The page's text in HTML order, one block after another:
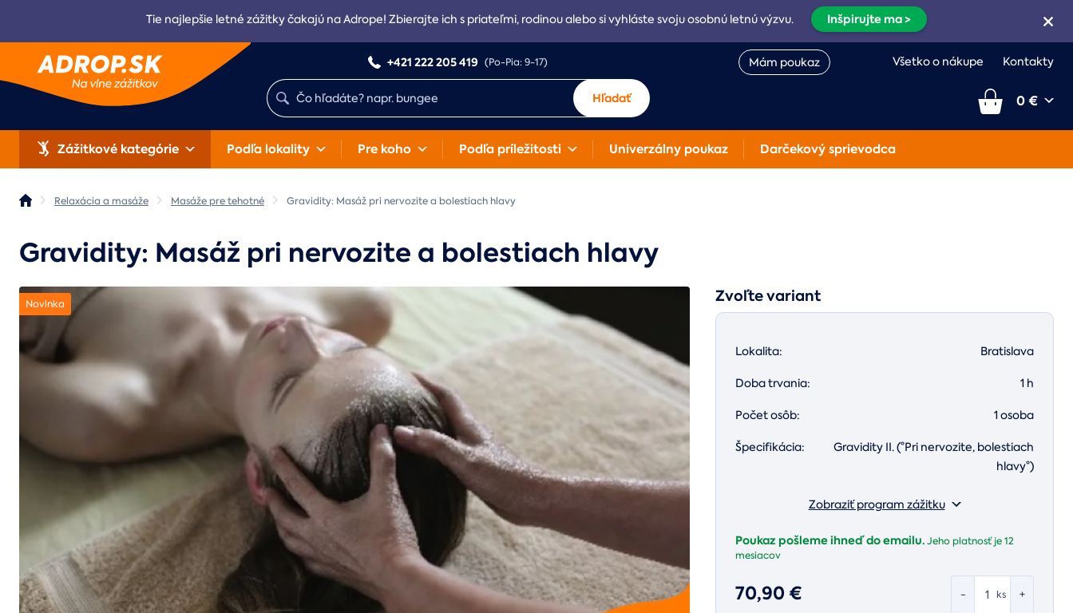
Tie najlepšie letné zážitky čakajú na Adrope! Zbierajte ich s priateľmi, rodinou alebo si vyhláste svoju osobnú letnú výzvu. Inšpirujte ma >
+421 222 205 419 (Po-Pia: 9-17) Mám poukaz Všetko o nákupe Kontakty
Hľadať 0 €
Zážitkové kategórie Podľa lokality Pre koho Podľa príležitosti Univerzálny poukaz Darčekový sprievodca
Relaxácia a masáže Masáže pre tehotné Gravidity: Masáž pri nervozite a bolestiach hlavy
Gravidity: Masáž pri nervozite a bolestiach hlavy
Novinka Zvoľte variant
Lokalita: Bratislava
Doba trvania: 1 h
Počet osôb: 1 osoba
Špecifikácia:
Gravidity II. (°Pri nervozite, bolestiach
hlavy°)
Zobraziť program zážitku
Poukaz pošleme ihneď do emailu.Jeho platnosť je12
mesiacov
- +
ks
70,90 €